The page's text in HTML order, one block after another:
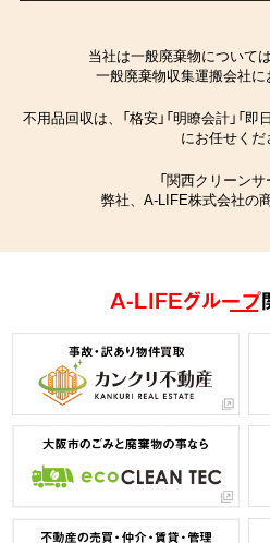
当社は一般廃棄物について
一般廃棄物収集運搬会社
不用品回収は、「格安」「明瞭会計」「
にお任せくだ
「関西クリーンサ
弊社、A-LIFE株式会社の
A-LIFEグループ